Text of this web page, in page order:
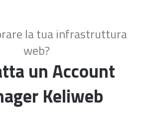
la tua infrastruttura
web?
un Account
Keliweb